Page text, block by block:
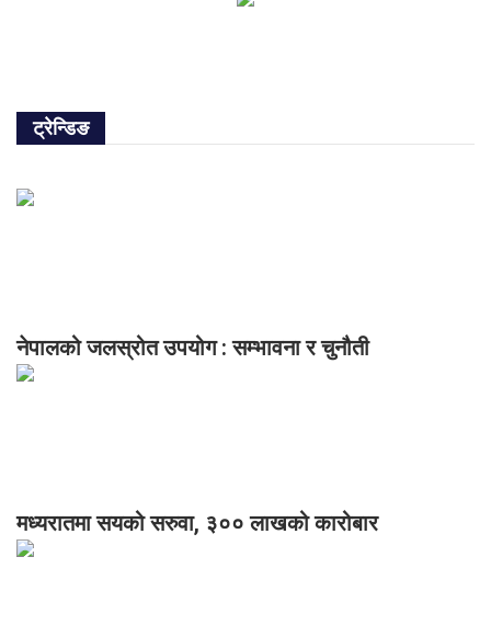
ट्रेन्डिङ
नेपालको जलस्रोत उपयोग : सम्भावना र चुनौती
मध्यरातमा सयको सरुवा, ३०० लाखको कारोबार